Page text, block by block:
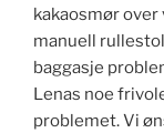
kakaosmør over
manuell
baggasje
Lenas noe
problemet. Vi